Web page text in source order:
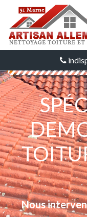
Nous